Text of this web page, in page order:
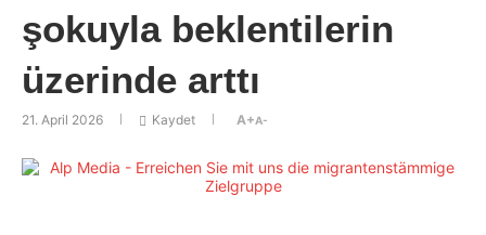
şokuyla beklentilerin
üzerinde arttı
21. April 2026 Kaydet A+A-